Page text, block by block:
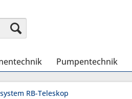
Pumpentechnik
RB-Teleskop